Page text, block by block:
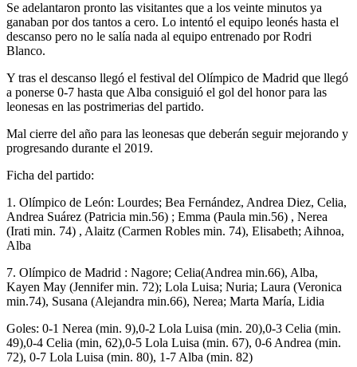
Se adelantaron pronto las visitantes que a los veinte minutos ya
ganaban por dos tantos a cero. Lo intentó el equipo leonés hasta el
descanso pero no le salía nada al equipo entrenado por Rodri
Blanco.
Y tras el descanso llegó el festival del Olímpico de Madrid que llegó
a ponerse 0-7 hasta que Alba consiguió el gol del honor para las
leonesas en las postrimerias del partido.
Mal cierre del año para las leonesas que deberán seguir mejorando y
progresando durante el 2019.
Ficha del partido:
1. Olímpico de León: Lourdes; Bea Fernández, Andrea Diez, Celia,
Andrea Suárez (Patricia min.56) ; Emma (Paula min.56) , Nerea
(Irati min. 74) , Alaitz (Carmen Robles min. 74), Elisabeth; Aihnoa,
Alba
7. Olímpico de Madrid : Nagore; Celia(Andrea min.66), Alba,
Kayen May (Jennifer min. 72); Lola Luisa; Nuria; Laura (Veronica
min.74), Susana (Alejandra min.66), Nerea; Marta María, Lidia
Goles: 0-1 Nerea (min. 9),0-2 Lola Luisa (min. 20),0-3 Celia (min.
49),0-4 Celia (min, 62),0-5 Lola Luisa (min. 67), 0-6 Andrea (min.
72), 0-7 Lola Luisa (min. 80), 1-7 Alba (min. 82)